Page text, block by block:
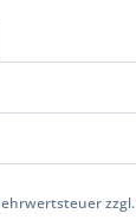
zzgl.